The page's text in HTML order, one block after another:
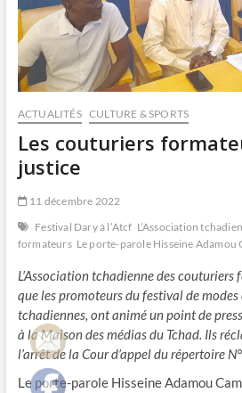
ACTUALITÉS CULTURE & SPORTS
Les couturiers
justice
11 décembre 2022
Festival Dary à l’Atcf L’Association
formateurs Le porte-parole Hisseine Adamou
L’Association tchadienne des
que les promoteurs du festival de
tchadiennes, ont animé un point de
à la Maison des médias du Tchad. Ils
l’arrêt de la Cour d’appel du répertoire
Le porte-parole Hisseine Adamou